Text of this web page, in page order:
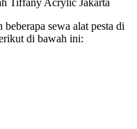
sewa alat pesta di
di bawah ini: